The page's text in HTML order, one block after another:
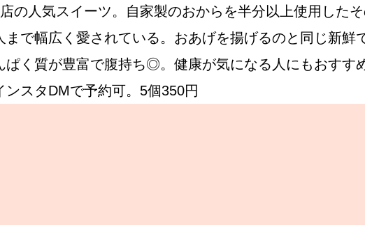
店
の人気スイーツ。自家製のおからを半分以上使用した
で幅広く愛されている。おあげを揚げるのと同じ新
ぱく質が豊富で腹持ち◎。健康が気になる人にもおすす
スタDMで予約可。5個350円